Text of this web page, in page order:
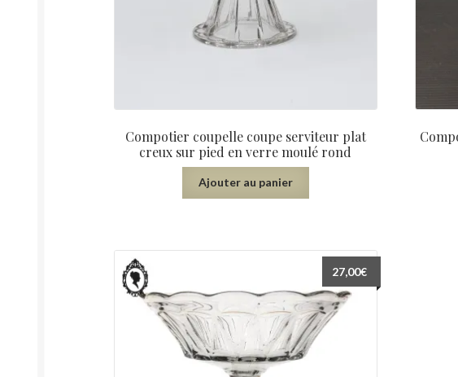
Compotier coupelle coupe serviteur plat
creux sur pied en verre moulé rond
Ajouter au panier
27,00€